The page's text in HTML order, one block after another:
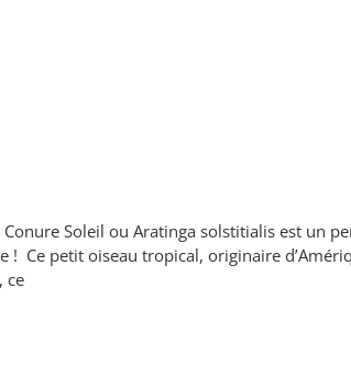
Soleil ou Aratinga solstitialis est un
Ce petit oiseau tropical, originaire
ce